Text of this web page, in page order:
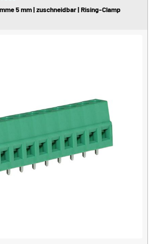
5 mm | zuschneidbar | Rising-Clamp